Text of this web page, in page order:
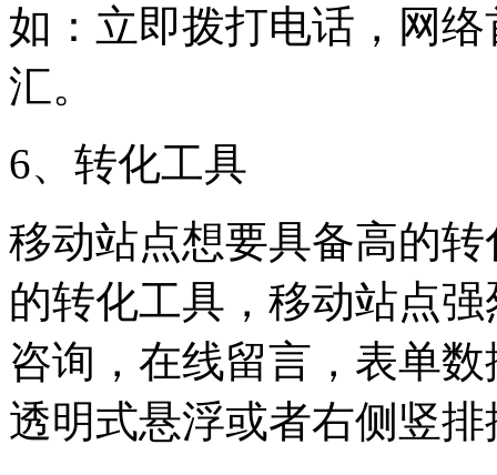
如：立即拨打电话，网
汇。
6、转化工具
移动站点想要具备高的
的转化工具，移动站点
咨询，在线留言，表单
透明式悬浮或者右侧竖